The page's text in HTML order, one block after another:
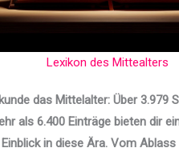
Lexikon des Mittealters
das Mittelalter: Über 3.979
als 6.400 Einträge bieten dir
Einblick in diese Ära. Vom